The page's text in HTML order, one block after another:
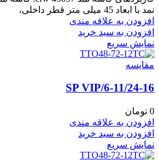
نمد با ابعاد 45 میلی متر قطر داخلی،
افزودن به علاقه مندی
افزودن به سبد خرید
نمایش سریع
مقايسه
6-11/24-16/SP VIP
0 تومان
افزودن به علاقه مندی
افزودن به سبد خرید
نمایش سریع